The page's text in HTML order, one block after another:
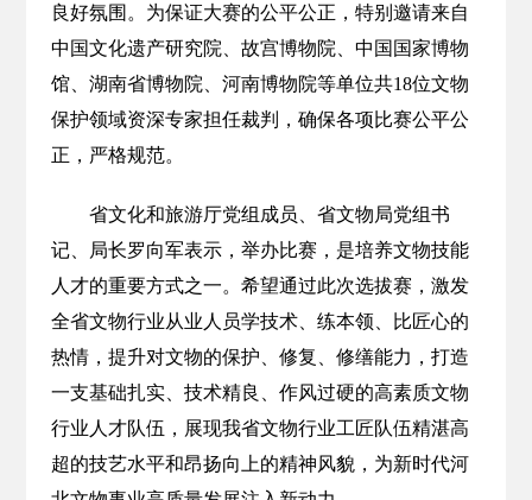
良好氛围。为保证大赛的公平公正，特别邀请来自
中国文化遗产研究院、故宫博物院、中国国家博物
馆、湖南省博物院、河南博物院等单位共18位文物
保护领域资深专家担任裁判，确保各项比赛公平公
正，严格规范。
省文化和旅游厅党组成员、省文物局党组书
记、局长罗向军表示，举办比赛，是培养文物技能
人才的重要方式之一。希望通过此次选拔赛，激发
全省文物行业从业人员学技术、练本领、比匠心的
热情，提升对文物的保护、修复、修缮能力，打造
一支基础扎实、技术精良、作风过硬的高素质文物
行业人才队伍，展现我省文物行业工匠队伍精湛高
超的技艺水平和昂扬向上的精神风貌，为新时代河